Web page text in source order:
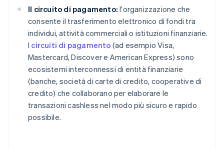
Il circuito di pagamento: l'organizzazione che
consente il trasferimento elettronico di fondi tra
individui, attività commerciali o istituzioni finanziarie.
I circuiti di pagamento (ad esempio Visa,
Mastercard, Discover e American Express) sono
ecosistemi interconnessi di entità finanziarie
(banche, società di carte di credito, cooperative di
credito) che collaborano per elaborare le
transazioni cashless nel modo più sicuro e rapido
possibile.